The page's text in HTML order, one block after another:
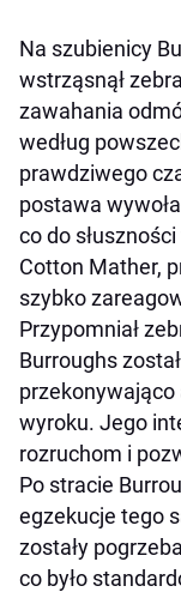
Na szubienicy
wstrząsnął
zawahania
według
prawdziwego
postawa
co do
Cotton Mather,
szybko
Przypomniał
Burroughs
wyroku. Jego
rozruchom i
Po stracie
egzekucje tego
zostały
co było